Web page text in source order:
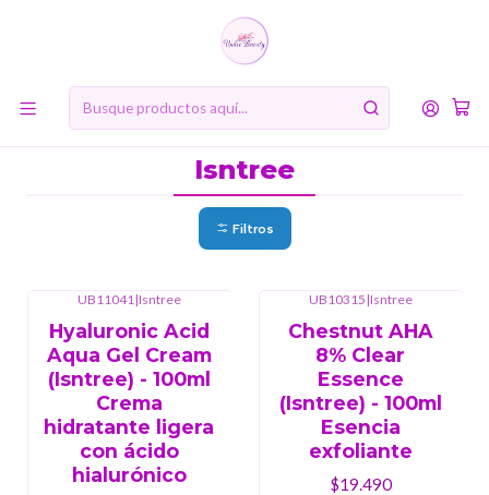
10% de descuento en tu primera compra online. Código: BIENVENIDA10
Isntree
Filtros
UB11041 |Isntree
Hyaluronic Acid
Aqua Gel Cream
(Isntree) - 100ml
Crema
hidratante ligera
con ácido
hialurónico
UB10315|Isntree
Chestnut AHA
8% Clear
Essence
(Isntree) - 100ml
Esencia
exfoliante
$19.490